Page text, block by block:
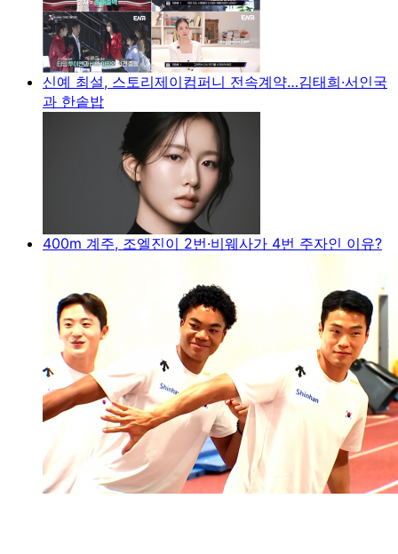
신예 최설, 스토리제이컴퍼니 전속계약…김태희·서인국
과 한솥밥
400m 계주, 조엘진이 2번·비웨사가 4번 주자인 이유?